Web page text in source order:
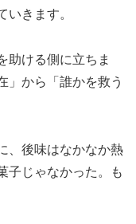
いきます。
助ける側に立ちま
」から「誰かを救う
、後味はなかなか熱
子じゃなかった。も